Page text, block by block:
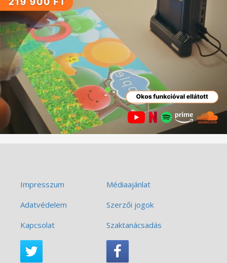
Impresszum
Médiaajánlat
Adatvédelem
Szerzői jogok
Kapcsolat
Szaktanácsadás